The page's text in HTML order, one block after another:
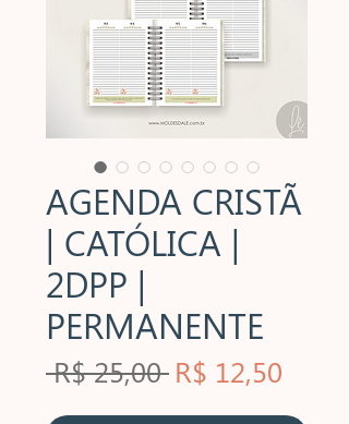
AGENDA CRISTÃ
| CATÓLICA |
2DPP |
PERMANENTE
R$ 25,00 Preço
normal
R$ 12,50